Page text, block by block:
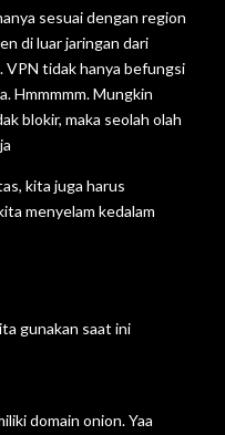
sesuai dengan region
di luar jaringan dari
VPN tidak hanya befungsi
Hmmmmm. Mungkin
blokir, maka seolah olah
kita juga harus
menyelam kedalam
gunakan saat ini
domain onion. Yaa